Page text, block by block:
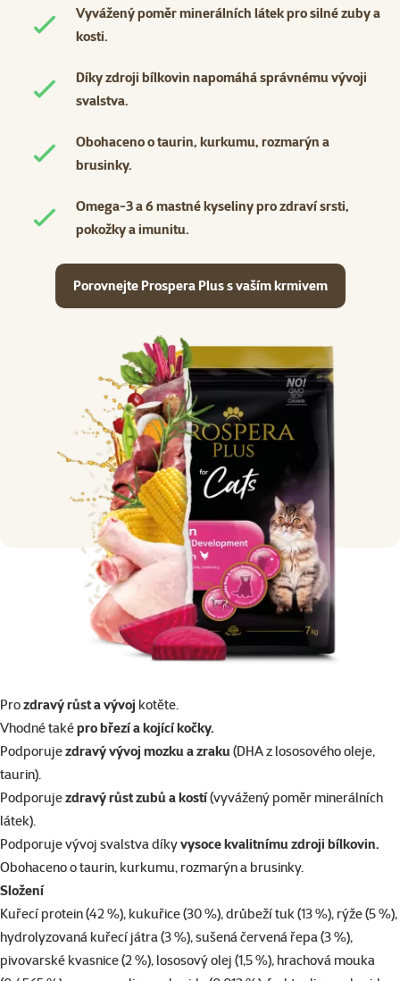
Vyvážený poměr minerálních látek pro silné zuby a
kosti.
Díky zdroji bílkovin napomáhá správnému vývoji
svalstva.
Obohaceno o taurin, kurkumu, rozmarýn a
brusinky.
Omega-3 a 6 mastné kyseliny pro zdraví srsti,
pokožky a imunitu.
Porovnejte Prospera Plus s vaším krmivem
Prozdravý růst a vývoj kotěte.
Vhodné taképro březí a kojící kočky.
Podporujezdravý vývoj mozku a zraku(DHA z lososového oleje,
taurin).
Podporujezdravý růst zubů a kostí(vyvážený poměr minerálních
látek).
Podporuje vývoj svalstva díkyvysoce kvalitnímu zdroji bílkovin.
Obohaceno o taurin, kurkumu, rozmarýn a brusinky.
Složení
Kuřecí protein (42 %), kukuřice (30 %), drůbeží tuk (13 %), rýže (5 %),
hydrolyzovaná kuřecí játra (3 %), sušená červená řepa (3 %),
pivovarské kvasnice (2 %), lososový olej (1,5 %), hrachová mouka